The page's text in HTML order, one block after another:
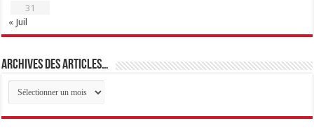
31
« Juil
Archives des articles…
Archives
des
articles…